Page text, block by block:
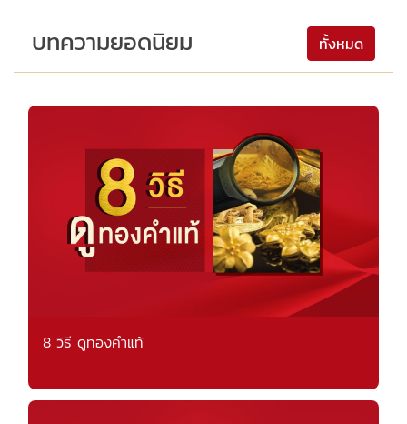
บทความยอดนิยม ทั้งหมด
8 วิธี ดูทองคำแท้